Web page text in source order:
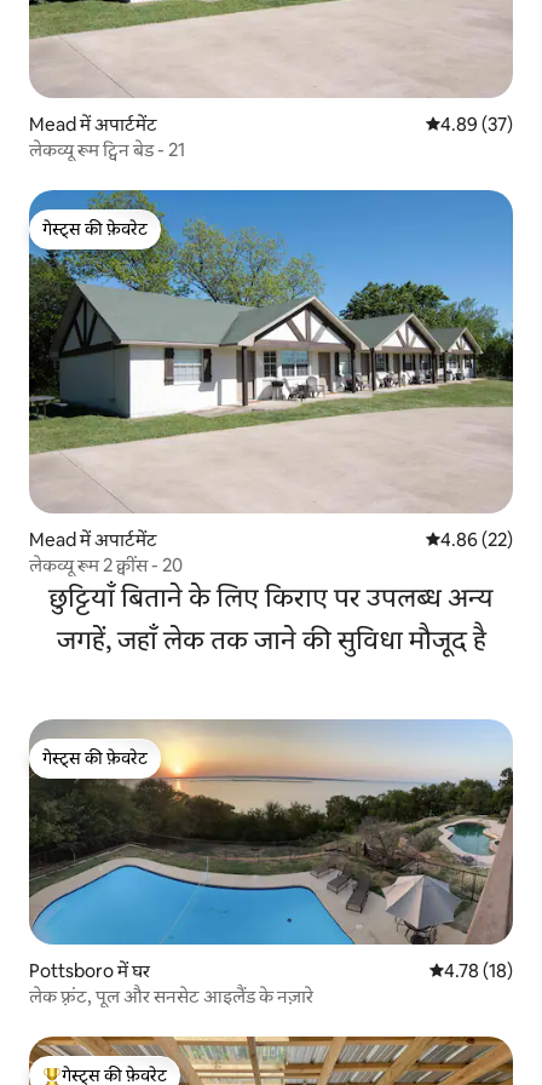
Mead में अपार्टमेंट औसत रेटिंग 5 में
4.89 (37)
लेकव्यू रूम ट्विन बेड - 21
गेस्ट्स की फ़ेवरेट
गेस्ट्स की फ़ेवरेट
Mead में अपार्टमेंट औसत रेटिंग 5 में
4.86 (22)
लेकव्यू रूम 2 क्वींस - 20
छुट्टियाँ बिताने के लिए किराए पर उपलब्ध अन्य
जगहें, जहाँ लेक तक जाने की सुविधा मौजूद है
गेस्ट्स की फ़ेवरेट
गेस्ट्स की फ़ेवरेट
Pottsboro में घर औसत रेटिंग 5 में
4.78 (18)
लेक फ़्रंट, पूल और सनसेट आइलैंड के नज़ारे
गेस्ट्स की फ़ेवरेट